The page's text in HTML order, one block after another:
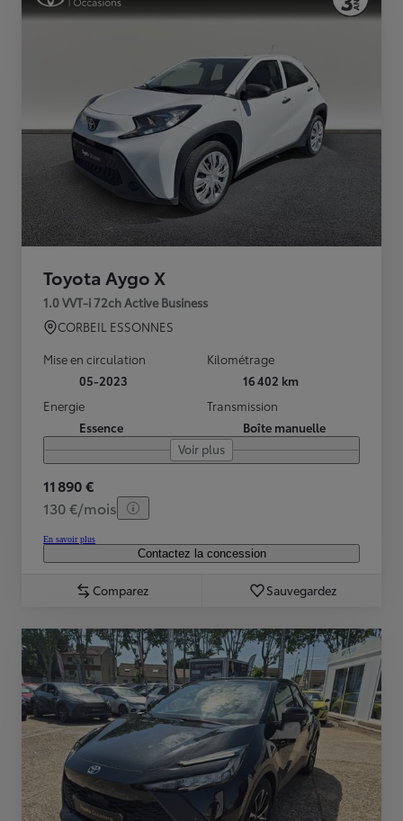
Toyota Aygo X
1.0 VVT-i 72ch Active Business
CORBEIL ESSONNES
Mise en circulation
05-2023
Kilométrage
16 402 km
Energie
Essence
Transmission
Boîte manuelle
Voir plus
11 890 €
130 €/mois
En savoir plus
Contactez la concession
Comparez Sauvegardez